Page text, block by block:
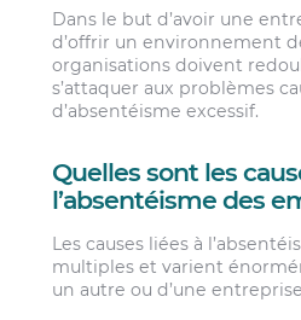
Dans le but d’avoir une
d’offrir un environnement
organisations doivent
s’attaquer aux problèmes
d’absentéisme excessif.
Quelles sont les
l’absentéisme des
Les causes liées à
multiples et varient
un autre ou d’une